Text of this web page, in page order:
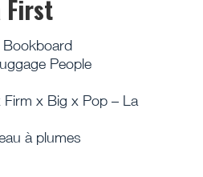
First
People
Firm x Big x Pop – La
à plumes